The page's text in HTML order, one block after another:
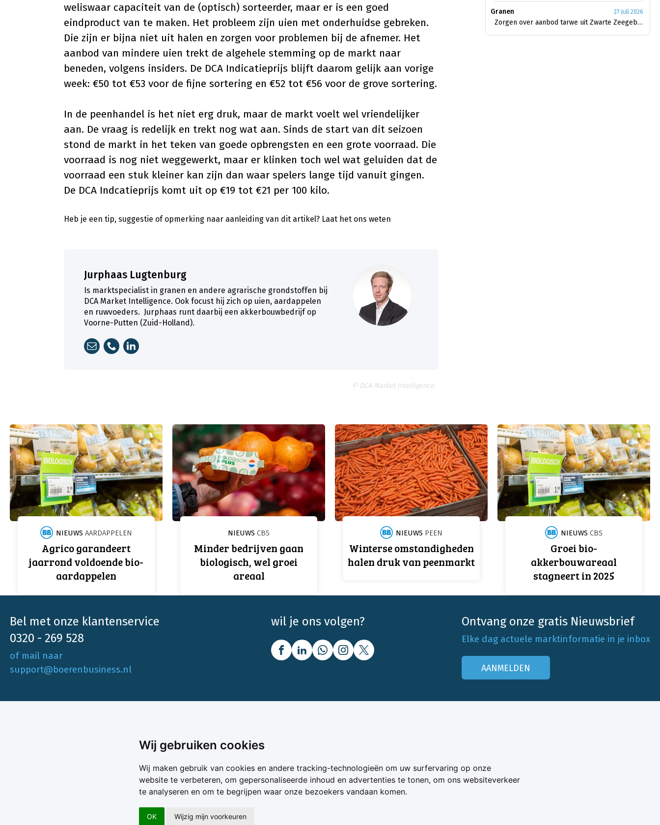
Wij gebruiken cookies
Wij maken gebruik van cookies en andere tracking-technologieën om uw surfervaring op onze
website te verbeteren, om gepersonaliseerde inhoud en advertenties te tonen, om ons websiteverkeer
te analyseren en om te begrijpen waar onze bezoekers vandaan komen.
OK Wijzig mijn voorkeuren
weliswaar capaciteit van de (optisch) sorteerder, maar er is een goed
eindproduct van te maken. Het probleem zijn uien met onderhuidse gebreken.
Die zijn er bijna niet uit halen en zorgen voor problemen bij de afnemer. Het
aanbod van mindere uien trekt de algehele stemming op de markt naar
beneden, volgens insiders. De DCA Indicatieprijs blijft daarom gelijk aan vorige
week: €50 tot €53 voor de fijne sortering en €52 tot €56 voor de grove sortering.
In de peenhandel is het niet erg druk, maar de markt voelt wel vriendelijker
aan. De vraag is redelijk en trekt nog wat aan. Sinds de start van dit seizoen
stond de markt in het teken van goede opbrengsten en een grote voorraad. Die
voorraad is nog niet weggewerkt, maar er klinken toch wel wat geluiden dat de
voorraad een stuk kleiner kan zijn dan waar spelers lange tijd vanuit gingen.
De DCA Indcatieprijs komt uit op €19 tot €21 per 100 kilo.
Heb je een tip, suggestie of opmerking naar aanleiding van dit artikel? Laat het ons weten
Jurphaas Lugtenburg
Is marktspecialist in granen en andere agrarische grondstoffen bij
DCA Market Intelligence. Ook focust hij zich op uien, aardappelen
en ruwvoeders. Jurphaas runt daarbij een akkerbouwbedrijf op
Voorne-Putten (Zuid-Holland).
© DCA Market Intelligence.
Granen 27 Juli 2026
Zorgen over aanbod tarwe uit Zwarte Zeegebied
NIEUWS AARDAPPELEN
Agrico garandeert
jaarrond voldoende bio-
aardappelen
NIEUWS CBS
Minder bedrijven gaan
biologisch, wel groei
areaal
NIEUWS PEEN
Winterse omstandigheden
halen druk van peenmarkt
NIEUWS CBS
Groei bio-
akkerbouwareaal
stagneert in 2025
Bel met onze klantenservice
0320 - 269 528
of mail naar
support@boerenbusiness.nl
wil je ons volgen? Ontvang onze gratis Nieuwsbrief
Elke dag actuele marktinformatie in je inbox
AANMELDEN
Boerenbusiness is je partner op het gebied
van onafhankelijke en betrouwbare
marktinformatie en -data. Elke dag opnieuw
zijn wij een onmisbare bron voor agrarisch
Ons aanbod
Melk & Voer
Melkprijsvergelijker
Varkens & Voer
Koersen
Bedrijfsabonnementen
Mijn Boerenbusiness
Werken bij Boerenbusiness
Adverteren